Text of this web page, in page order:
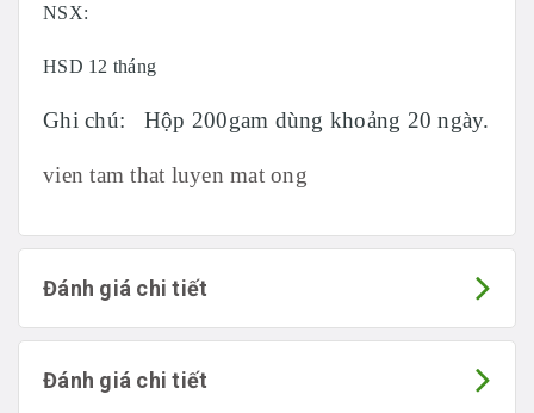
NSX:
HSD 12 tháng
Ghi chú: Hộp 200gam dùng khoảng 20 ngày.
vien tam that luyen mat ong
Đánh giá chi tiết
Đánh giá chi tiết